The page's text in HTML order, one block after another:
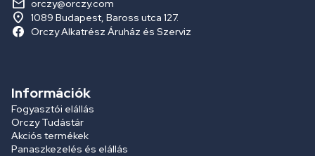
orczy@orczy.com
1089 Budapest, Baross utca 127.
Orczy Alkatrész Áruház és Szerviz
Információk
Fogyasztói elállás
Orczy Tudástár
Akciós termékek
Panaszkezelés és elállás